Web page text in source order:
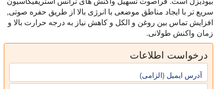
سریع تر با ایجاد مناطق موضعی با انرژی بالا از طریق حفره صوتی,
افزایش تماس بین روغن و الکل و کاهش نیاز به درجه حرارت بالا و
زمان واکنش طولانی.
درخواست اطلاعات
آدرس ایمیل (الزامی)